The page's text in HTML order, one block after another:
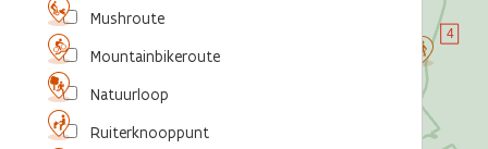
Mushroute
Mountainbikeroute
Natuurloop
Ruiterknooppunt